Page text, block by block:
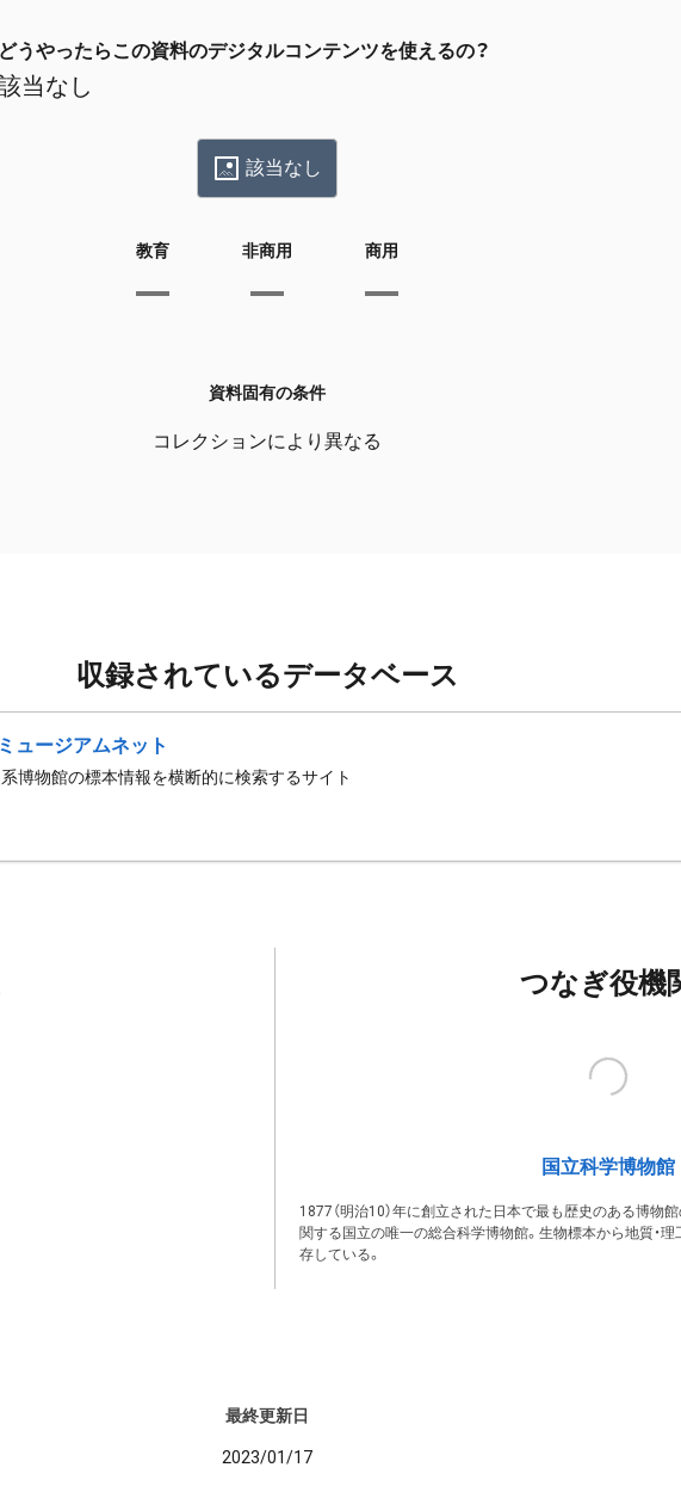
どうやったらこの資料のデジタルコンテンツを使えるの？
当なし
該当なし
教育 非商用 商用
資料固有の条件
コレクションにより異なる
収録されているデータベース
ュージアムネット
博物館の標本情報を横断的に検索するサイト
つなぎ役機
国立科学博物館
1877（明治10）年に創立された日本で最も歴史のある博物
関する国立の唯一の総合科学博物館。生物標本から地質・
存している。
最終更新日
2023/01/17